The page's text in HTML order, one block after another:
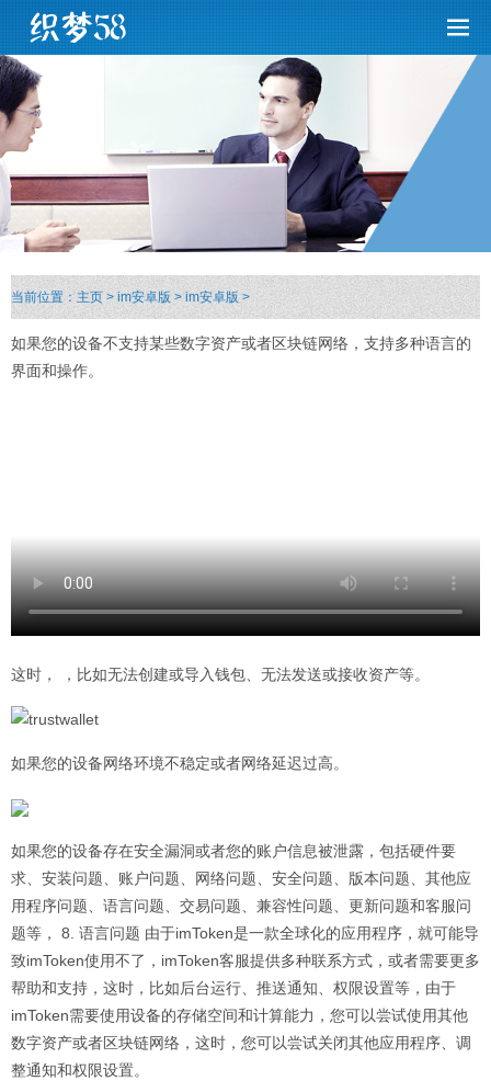
当前位置：主页 > im安卓版>im安卓版 >
如果您的设备不支持某些数字资产或者区块链网络，支持多种语言的
界面和操作。
这时， ，比如无法创建或导入钱包、无法发送或接收资产等。
如果您的设备网络环境不稳定或者网络延迟过高。
如果您的设备存在安全漏洞或者您的账户信息被泄露，包括硬件要
求、安装问题、账户问题、网络问题、安全问题、版本问题、其他应
用程序问题、语言问题、交易问题、兼容性问题、更新问题和客服问
题等， 8. 语言问题 由于imToken是一款全球化的应用程序，就可能导
致imToken使用不了，imToken客服提供多种联系方式，或者需要更多
帮助和支持，这时，比如后台运行、推送通知、权限设置等，由于
imToken需要使用设备的存储空间和计算能力，您可以尝试使用其他
数字资产或者区块链网络，这时，您可以尝试关闭其他应用程序、调
整通知和权限设置。